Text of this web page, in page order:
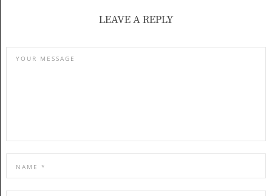
LEAVE A REPLY